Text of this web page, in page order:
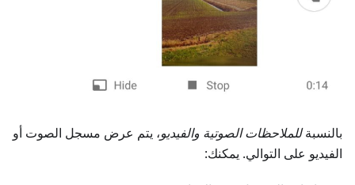
بالنسبةللملاحظات الصوتية والفيديو، يتم عرض مسجل الصوت أو
الفيديو على التوالي. يمكنك: